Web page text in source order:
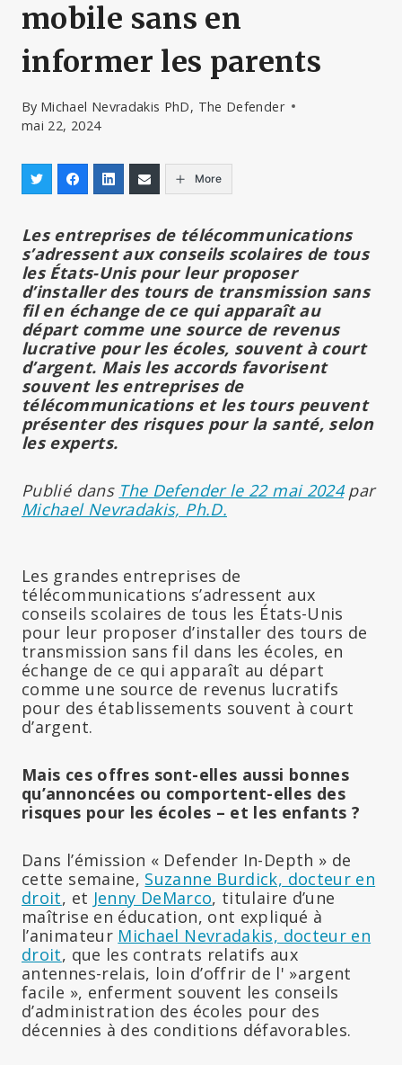
mobile sans en
informer les parents
By Michael Nevradakis PhD, The Defender
mai 22, 2024
More
Les entreprises de télécommunications
s’adressent aux conseils scolaires de tous
les États-Unis pour leur proposer
d’installer des tours de transmission sans
fil en échange de ce qui apparaît au
départ comme une source de revenus
lucrative pour les écoles, souvent à court
d’argent. Mais les accords favorisent
souvent les entreprises de
télécommunications et les tours peuvent
présenter des risques pour la santé, selon
les experts.
Publié dans The Defender le 22 mai 2024par
Michael Nevradakis, Ph.D.
Les grandes entreprises de
télécommunications s’adressent aux
conseils scolaires de tous les États-Unis
pour leur proposer d’installer des tours de
transmission sans fil dans les écoles, en
échange de ce qui apparaît au départ
comme une source de revenus lucratifs
pour des établissements souvent à court
d’argent.
Mais ces offres sont-elles aussi bonnes
qu’annoncées ou comportent-elles des
risques pour les écoles – et les enfants ?
Dans l’émission « Defender In-Depth » de
cette semaine, Suzanne Burdick, docteur en
droit, et Jenny DeMarco, titulaire d’une
maîtrise en éducation, ont expliqué à
l’animateur Michael Nevradakis, docteur en
droit, que les contrats relatifs aux
antennes-relais, loin d’offrir de l' »argent
facile », enferment souvent les conseils
d’administration des écoles pour des
décennies à des conditions défavorables.